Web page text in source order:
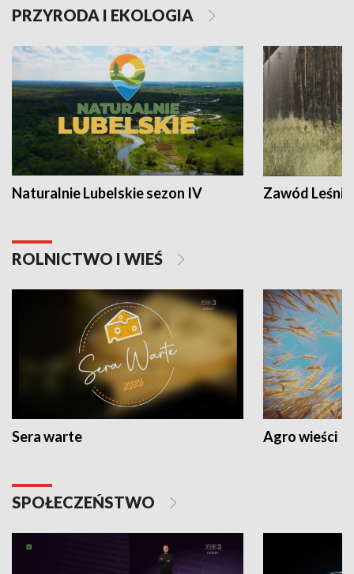
PRZYRODA I EKOLOGIA
Naturalnie Lubelskie sezon IV Zawód Leśnik
ROLNICTWO I WIEŚ
Sera warte Agro wieści
SPOŁECZEŃSTWO